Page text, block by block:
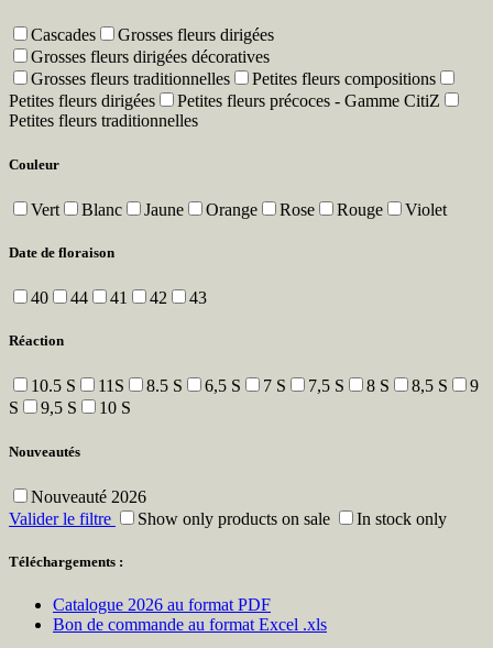
Cascades
Grosses fleurs dirigées
Grosses fleurs dirigées décoratives
Grosses fleurs traditionnelles
Petites fleurs compositions
Petites fleurs dirigées
Petites fleurs précoces - Gamme CitiZ
Petites fleurs traditionnelles
Couleur
Vert Blanc Jaune Orange Rose Rouge Violet
Date de floraison
40 44 41 42 43
Réaction
10.5 S 11S 8.5 S 6,5 S 7 S 7,5 S 8 S 8,5 S
9
S
9,5 S 10 S
Nouveautés
Nouveauté 2026
Valider le filtre
Show only products on sale In stock only
Téléchargements :
Catalogue 2026 au format PDF
Bon de commande au format Excel .xls